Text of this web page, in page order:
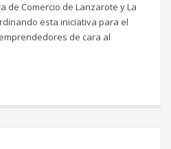
de Comercio de Lanzarote y La
esta iniciativa para el
de cara al